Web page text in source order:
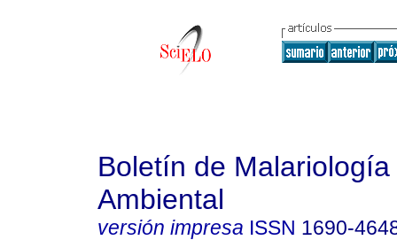
Boletín de
Ambiental
versión impresa ISSN 1690-